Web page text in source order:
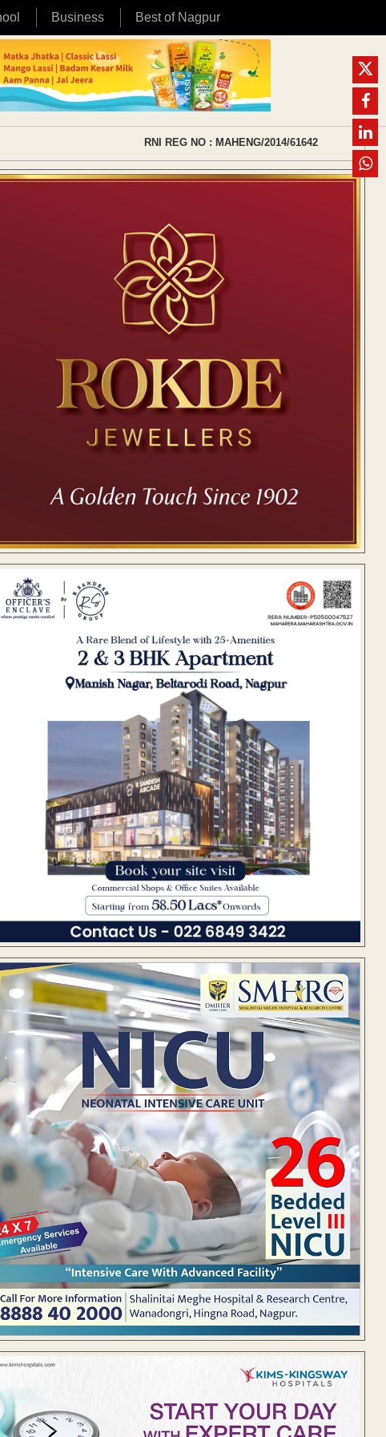
Business Best of Nagpur
RNI REG NO : MAHENG/2014/61642